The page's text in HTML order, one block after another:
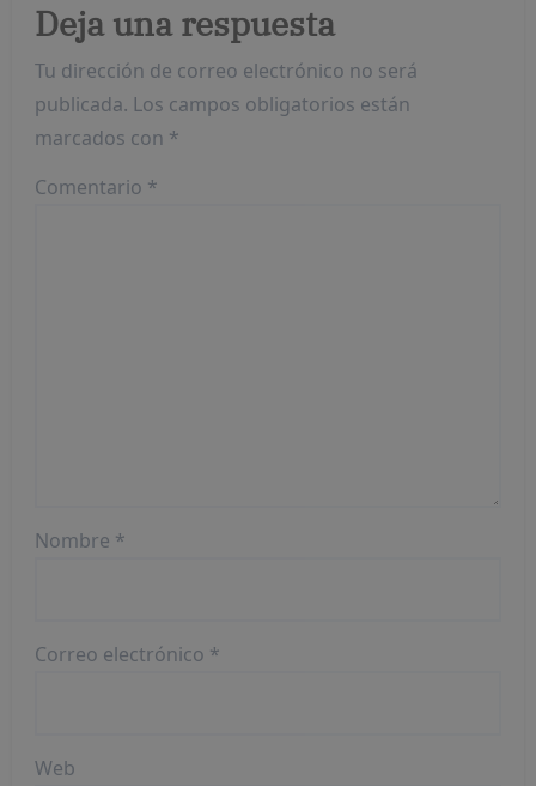
Deja una respuesta
Tu dirección de correo electrónico no será
publicada. Los campos obligatorios están
marcados con *
Comentario *
Nombre *
Correo electrónico *
Web